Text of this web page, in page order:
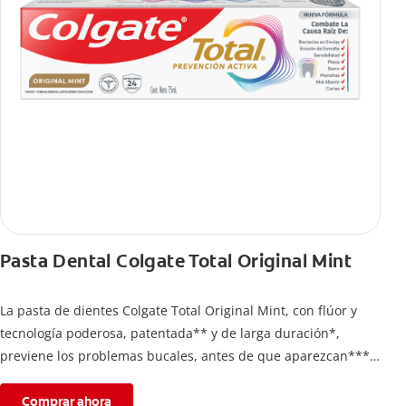
Pasta Dental Colgate Total Original Mint
La pasta de dientes Colgate Total Original Mint, con flúor y
tecnología poderosa, patentada** y de larga duración*,
previene los problemas bucales, antes de que aparezcan****.
completa limpieza dental.
Comprar ahora